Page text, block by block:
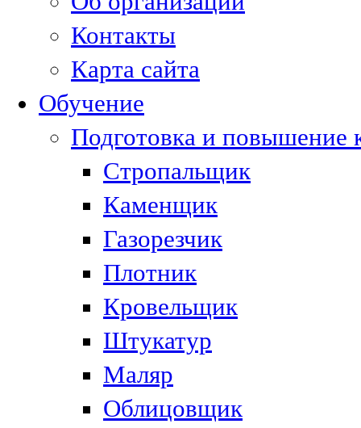
Контакты
Карта сайта
Обучение
Подготовка и повышение
Стропальщик
Каменщик
Газорезчик
Плотник
Кровельщик
Штукатур
Маляр
Облицовщик